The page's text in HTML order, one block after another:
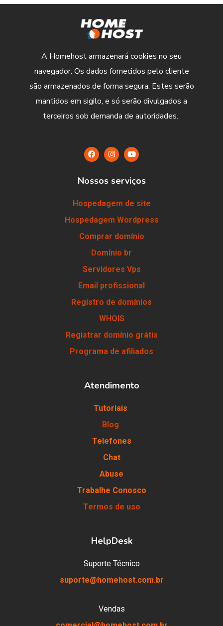
A Homehost armazenará cookies no seu
navegador. Os dados fornecidos pelo cliente
são armazenados de forma segura. Estes serão
mantidos em sigilo, e só serão divulgados a
terceiros sob demanda de autoridades.
Nossos serviços
Hospedagem de site
Hospedagem Wordpress
Comprar domínio
Domínio br
Servidores Vps
Email profissional
Registro de domínios
WHOIS
Registrar domínio grátis
Programa de afiliados
Atendimento
Tutoriais
Blog
Telefones
Chat
Abuse
Trabalhe Conosco
Termos de uso
HelpDesk
Suporte Técnico
suporte@homehost.com.br
Vendas